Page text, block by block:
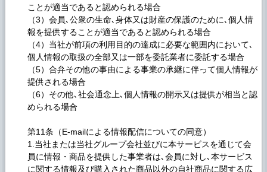
ことが適当であると認められる場合
（3）会員､公衆の生命､身体又は財産の保護のために､個人情
報を提供することが適当であると認められる場合
（4）当社が前項の利用目的の達成に必要な範囲内において､
個人情報の取扱の全部又は一部を委託業者に委託する場合
（5）合弁その他の事由による事業の承継に伴って個人情報が
提供される場合
（6）その他､社会通念上､個人情報の開示又は提供が相当と認
められる場合
第11条（E-mailによる情報配信についての同意）
1.当社または当社グループ会社並びに本サービスを通じて会
員に情報・商品を提供した事業者は､会員に対し､本サービス
に関する情報及び購入された商品以外の自社商品に関する広